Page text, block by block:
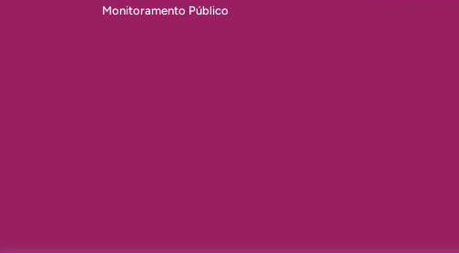
Monitoramento Público